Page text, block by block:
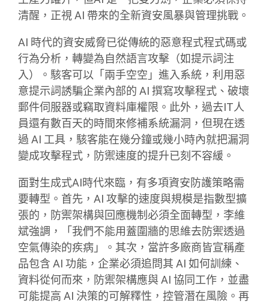
清醒，正視 AI 帶來的全新資安風暴與管理挑戰。
AI 時代的資安威脅已從傳統的惡意程式程式碼或
行為分析，轉變為自然語言攻擊（如提示詞注
入）。駭客可以「兩手空空」進入系統，利用惡
意提示詞誘騙企業內部的 AI 撰寫攻擊程式、破壞
郵件伺服器或竊取資料庫權限。此外，過去IT人
員還有數百天的時間來修補系統漏洞，但現在透
過 AI 工具，駭客能在幾分鐘或幾小時內就把漏洞
變成攻擊程式，防禦速度的提升已刻不容緩。
面對生成式AI時代來臨，有多項資安防護策略需
要轉型。首先，AI 攻擊的速度與規模是指數型擴
張的，防禦架構與回應機制必須全面轉型，李維
斌強調，「我們不能用蓋圍牆的思維去防禦透過
空氣傳染的疾病」。其次，當許多廠商皆宣稱產
品包含 AI 功能，企業必須追問其 AI 如何訓練、
資料從何而來，防禦架構應與 AI 協同工作，並盡
可能提高 AI 決策的可解釋性，控管潛在風險。再